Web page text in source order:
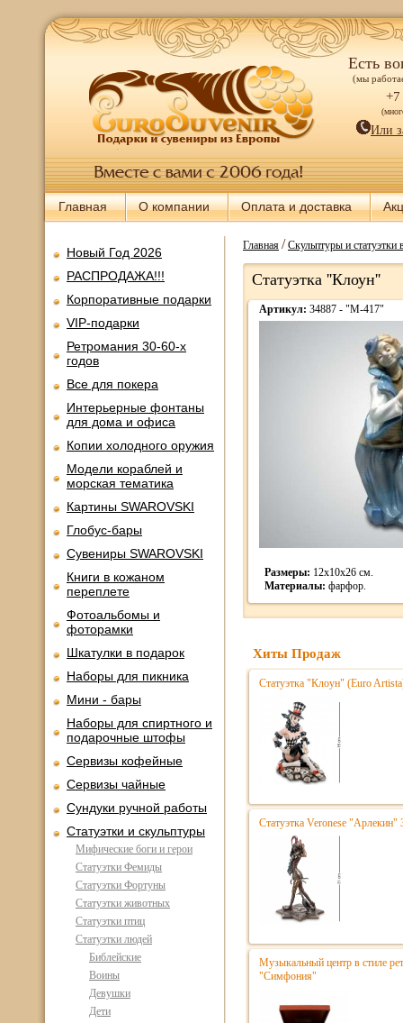
Есть
(мы
+7
Или
Главная О компании Оплата и доставка
Новый Год 2026
РАСПРОДАЖА!!!
Корпоративные подарки
VIP-подарки
Ретромания 30-60-х
годов
Все для покера
Интерьерные фонтаны
для дома и офиса
Копии холодного оружия
Модели кораблей и
морская тематика
Картины SWAROVSKI
Глобус-бары
Сувениры SWAROVSKI
Книги в кожаном
переплете
Фотоальбомы и
фоторамки
Шкатулки в подарок
Наборы для пикника
Мини - бары
Наборы для спиртного и
подарочные штофы
Сервизы кофейные
Сервизы чайные
Сундуки ручной работы
Статуэтки и скульптуры
Мифические боги и герои
Статуэтки Фемиды
Статуэтки Фортуны
Статуэтки животных
Статуэтки птиц
Статуэтки людей
Библейские
Воины
Девушки
Дети
Главная/Скульптуры и статуэтки
Статуэтка ''Клоун''
Артикул: 34887 - "M-417"
Размеры: 12х10х26 см.
Материалы: фарфор.
Хиты Продаж
Статуэтка "Клоун" (Euro
Статуэтка Veronese "Арлекин"
Музыкальный центр в стиле
"Симфония"